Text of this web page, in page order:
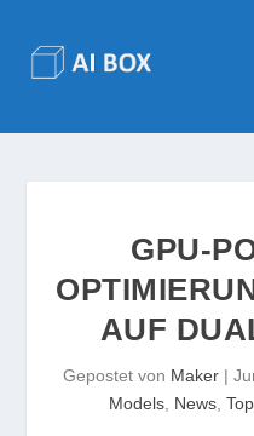
GPU-
AUF
Gepostet von Maker |
Models, News,